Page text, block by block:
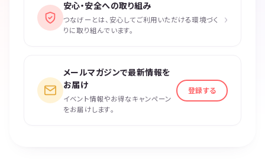
安心・安全への取り組み
つなげーとは、安心してご利用いただける環境づく
りに取り組んでいます。
›
メールマガジンで最新情報を
お届け
イベント情報やお得なキャンペーン
をお届けします。
登録する